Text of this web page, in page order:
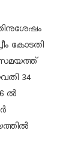
കോടതി
സമയത്ത്
34
ല്‍